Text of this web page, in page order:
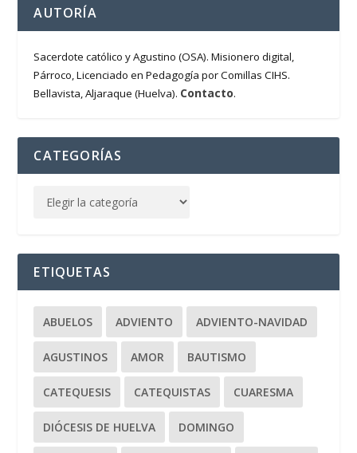
AUTORÍA
Sacerdote católico y Agustino (OSA). Misionero digital,
Párroco, Licenciado en Pedagogía por Comillas CIHS.
Bellavista, Aljaraque (Huelva). Contacto.
CATEGORÍAS
ETIQUETAS
ABUELOS ADVIENTO ADVIENTO-NAVIDAD
AGUSTINOS AMOR BAUTISMO
CATEQUESIS CATEQUISTAS CUARESMA
DIÓCESIS DE HUELVA DOMINGO